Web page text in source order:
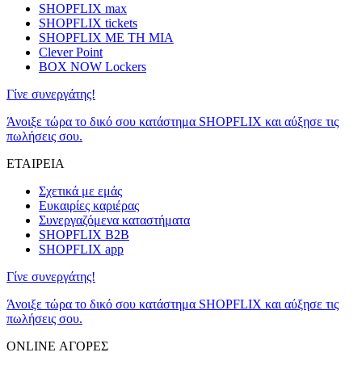
SHOPFLIX max
SHOPFLIX tickets
SHOPFLIX ΜΕ ΤΗ ΜΙΑ
Clever Point
BOX NOW Lockers
Γίνε συνεργάτης!
Άνοιξε τώρα το δικό σου κατάστημα SHOPFLIX και αύξησε τις
πωλήσεις σου.
ΕΤΑΙΡΕΙΑ
Σχετικά με εμάς
Ευκαιρίες καριέρας
Συνεργαζόμενα καταστήματα
SHOPFLIX B2B
SHOPFLIX app
Γίνε συνεργάτης!
Άνοιξε τώρα το δικό σου κατάστημα SHOPFLIX και αύξησε τις
πωλήσεις σου.
ONLINE ΑΓΟΡΕΣ